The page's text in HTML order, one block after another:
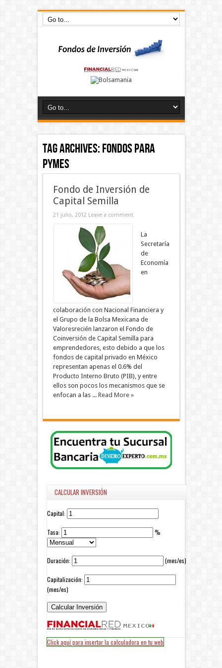
Tag Archives:fondos para
pymes
Fondo de Inversión de
Capital Semilla
21 julio, 2012 Leave a comment
La
Secretaría
de
Economía
en
colaboración con Nacional Financiera y
el Grupo de la Bolsa Mexicana de
Valoresrecién lanzaron el Fondo de
Coinversión de Capital Semilla para
emprendedores, esto debido a que los
fondos de capital privado en México
representan apenas el 0.6% del
Producto Interno Bruto (PIB), y entre
ellos son pocos los mecanismos que se
enfocan a las ... Read More »